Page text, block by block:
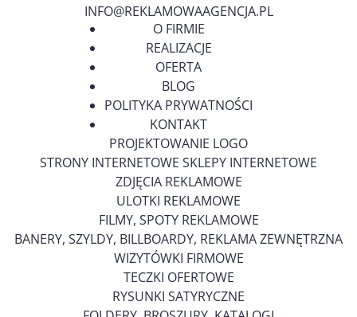
INFO@REKLAMOWAAGENCJA.PL
O FIRMIE
REALIZACJE
OFERTA
BLOG
POLITYKA PRYWATNOŚCI
KONTAKT
PROJEKTOWANIE LOGO
STRONY INTERNETOWE SKLEPY INTERNETOWE
ZDJĘCIA REKLAMOWE
ULOTKI REKLAMOWE
FILMY, SPOTY REKLAMOWE
BANERY, SZYLDY, BILLBOARDY, REKLAMA ZEWNĘTRZNA
WIZYTÓWKI FIRMOWE
TECZKI OFERTOWE
RYSUNKI SATYRYCZNE